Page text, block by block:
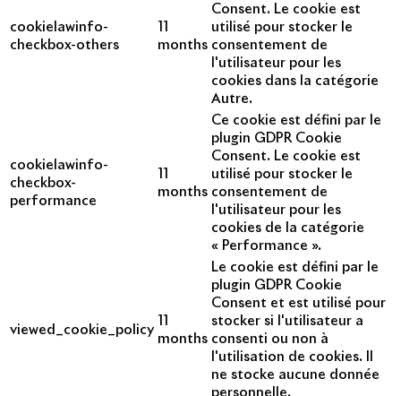
cookielawinfo-
checkbox-others
months
Consent. Le cookie est
utilisé pour stocker le
consentement de
l'utilisateur pour les
cookies dans la catégorie
Autre.
cookielawinfo-
checkbox-
performance
months
Ce cookie est défini par le
plugin GDPR Cookie
Consent. Le cookie est
utilisé pour stocker le
consentement de
l'utilisateur pour les
cookies de la catégorie
« Performance ».
viewed_cookie_policy
months
Le cookie est défini par le
plugin GDPR Cookie
Consent et est utilisé pour
stocker si l'utilisateur a
consenti ou non à
l'utilisation de cookies. Il
ne stocke aucune donnée
personnelle.